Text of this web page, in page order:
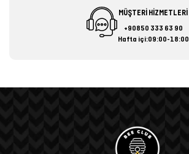
MÜŞTERİ HİZMETLERİ
+90850 333 63 90
Hafta içi:09:00-18:00